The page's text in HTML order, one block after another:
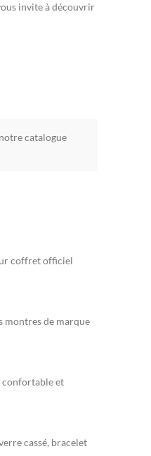
invite à découvrir
catalogue
coffret officiel
montres de marque
confortable et
cassé, bracelet